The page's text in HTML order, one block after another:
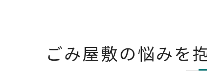
ごみ屋敷の悩みを